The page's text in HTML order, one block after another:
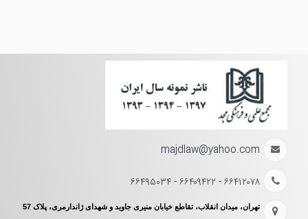
majdlaw@yahoo.com
۶۶۴۱۲۰۷۸ - ۶۶۴۰۹۴۲۲ - ۶۶۴۹۵۰۳۴
تهران، میدان انقلاب، تقاطع خیابان منیری جاوید و شهدای ژاندارمری، پلاک 57